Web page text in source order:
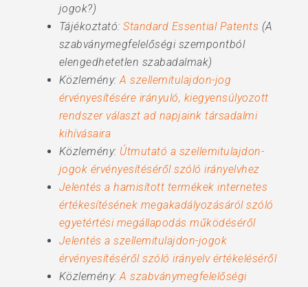
jogok?)
Tájékoztató:Standard Essential Patents (A
szabványmegfelelőségi szempontból
elengedhetetlen szabadalmak)
Közlemény:A szellemitulajdon-jog
érvényesítésére irányuló, kiegyensúlyozott
rendszer választ ad napjaink társadalmi
kihívásaira
Közlemény: Útmutató a szellemitulajdon-
jogok érvényesítéséről szóló irányelvhez
Jelentés a hamisított termékek internetes
értékesítésének megakadályozásáról szóló
egyetértési megállapodás működéséről
Jelentés a szellemitulajdon-jogok
érvényesítéséről szóló irányelv értékeléséről
Közlemény: A szabványmegfelelőségi